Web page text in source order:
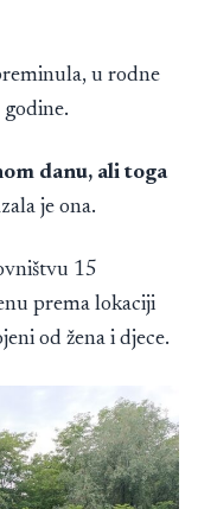
u rodne
danu, ali toga
je ona.
15
prema lokaciji
od žena i djece.